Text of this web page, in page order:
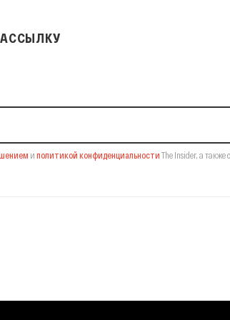
и политикой конфиденциальности The Insider, а также